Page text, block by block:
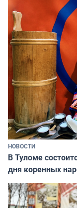
НОВОСТИ
В Туломе
дня коренных